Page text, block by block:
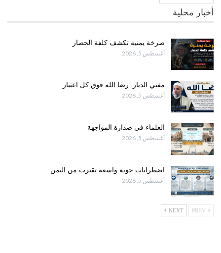
أخبار محلية
صرخة يمنية تكشف كلفة الحصار
أغسطس 5, 2026
مفتي الديار: رضا الله فوق كل اعتبار
أغسطس 5, 2026
العلماء في صدارة المواجهة
أغسطس 5, 2026
اضطرابات جوية واسعة تقترب من اليمن
أغسطس 5, 2026
NEXT